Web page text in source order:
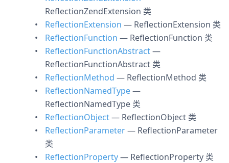
ReflectionZendExtension 类
ReflectionExtension — ReflectionExtension 类
ReflectionFunction — ReflectionFunction 类
ReflectionFunctionAbstract—
ReflectionFunctionAbstract 类
ReflectionMethod — ReflectionMethod 类
ReflectionNamedType—
ReflectionNamedType 类
ReflectionObject— ReflectionObject 类
ReflectionParameter— ReflectionParameter
类
ReflectionProperty— ReflectionProperty 类